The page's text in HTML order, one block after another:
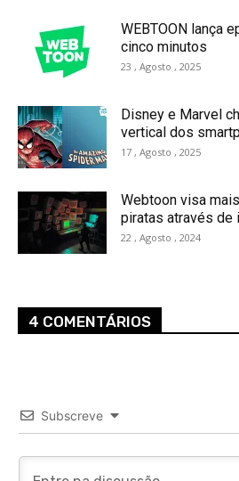
WEBTOON lança
cinco minutos
23 , Agosto , 2025
Disney e Marvel
vertical dos
17 , Agosto , 2025
Webtoon visa
piratas através de
22 , Agosto , 2024
4 COMENTÁRIOS
Subscreve